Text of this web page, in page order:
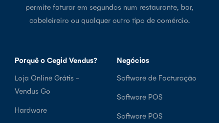
permite faturar em segundos num restaurante, bar,
cabeleireiro ou qualquer outro tipo de comércio.
Porquê o Cegid Vendus?
Loja Online Grátis -
Vendus Go
Hardware
Negócios
Software de Facturação
Software POS
Software POS